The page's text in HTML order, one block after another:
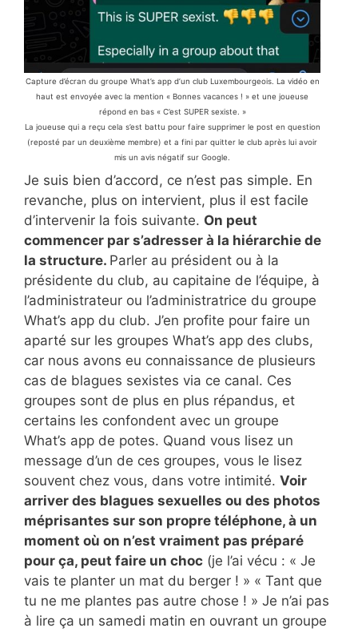
Capture d’écran du groupe What’s app d’un club Luxembourgeois. La vidéo en
haut est envoyée avec la mention « Bonnes vacances ! » et une joueuse
répond en bas « C’est SUPER sexiste. »
La joueuse qui a reçu cela s’est battu pour faire supprimer le post en question
(reposté par un deuxième membre) et a fini par quitter le club après lui avoir
mis un avis négatif sur Google.
Je suis bien d’accord, ce n’est pas simple. En
revanche, plus on intervient, plus il est facile
d’intervenir la fois suivante. On peut
commencer par s’adresser à la hiérarchie de
la structure. Parler au président ou à la
présidente du club, au capitaine de l’équipe, à
l’administrateur ou l’administratrice du groupe
What’s app du club. J’en profite pour faire un
aparté sur les groupes What’s app des clubs,
car nous avons eu connaissance de plusieurs
cas de blagues sexistes via ce canal. Ces
groupes sont de plus en plus répandus, et
certains les confondent avec un groupe
What’s app de potes. Quand vous lisez un
message d’un de ces groupes, vous le lisez
souvent chez vous, dans votre intimité. Voir
arriver des blagues sexuelles ou des photos
méprisantes sur son propre téléphone, à un
moment où on n’est vraiment pas préparé
pour ça, peut faire un choc (je l’ai vécu : « Je
vais te planter un mat du berger ! » « Tant que
tu ne me plantes pas autre chose ! » Je n’ai pas
à lire ça un samedi matin en ouvrant un groupe